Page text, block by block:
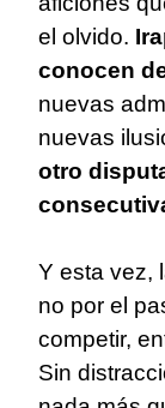
el olvido.
conocen
nuevas
nuevas
otro
Y esta vez,
no por el
competir,
Sin